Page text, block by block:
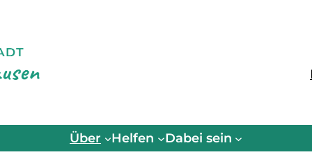
Über Helfen Dabei sein